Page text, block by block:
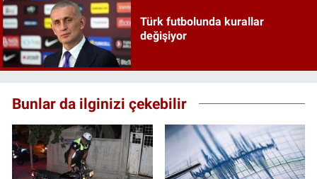
Türk futbolunda kurallar
değişiyor
Bunlar da ilginizi çekebilir